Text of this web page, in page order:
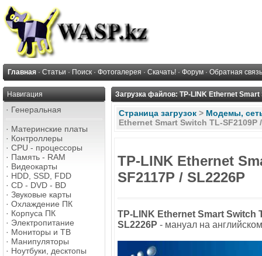
Главная · Статьи · Поиск · Фотогалерея · Скачать! · Форум · Обратная связь
Навигация
· Генеральная
· Материнские платы
· Контроллеры
· CPU - процессоры
· Память - RAM
· Видеокарты
· HDD, SSD, FDD
· CD - DVD - BD
· Звуковые карты
· Охлаждение ПК
· Корпуса ПК
· Электропитание
· Мониторы и ТВ
· Манипуляторы
· Ноутбуки, десктопы
Загрузка файлов: TP-LINK Ethernet Smart
Страница загрузок > Модемы,
Ethernet Smart Switch TL-SF2109P
TP-LINK Ethernet
SF2117P / SL2226P
TP-LINK Ethernet Smart Switch
SL2226P - мануал на